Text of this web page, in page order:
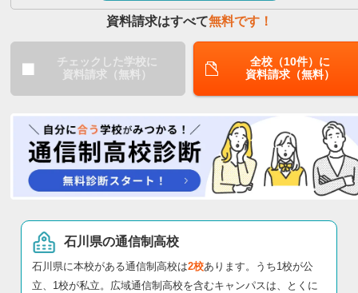
資料請求はすべて無料です！
チェックした学校に
資料請求（無料）
全校（10件）に
資料請求（無料）
石川県の通信制高校
石川県に本校がある通信制高校は2校あります。うち1校が公
立、1校が私立。広域通信制高校を含むキャンパスは、とくに